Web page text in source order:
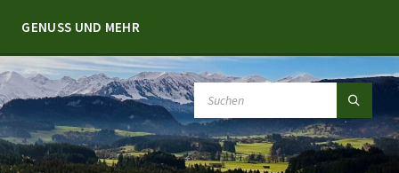
GENUSS UND MEHR
SEARCH: